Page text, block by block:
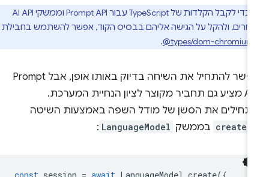
כדי לקבל הקלדות של TypeScript עבור Prompt API וממשקי AI API
ולהקל על הגישה אליהם בבסיס הקוד, אפשר להשתמש בחבילת
‎@types/dom-
.
אפשר להתחיל את השיחה בדיוק באותו אופן, אבל Prompt
API מציע גם תחביר מקוצר לציון הנחיית המערכת.
את הסשן של מודל השפה באמצעות השיטה
בממשק LanguageModel
: